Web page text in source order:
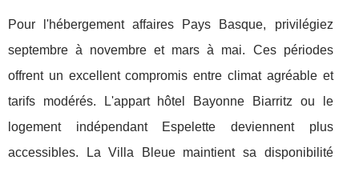
Pour l'hébergement affaires Pays Basque, privilégiez
septembre à novembre et mars à mai. Ces périodes
offrent un excellent compromis entre climat agréable et
tarifs modérés. L'appart hôtel Bayonne Biarritz ou le
logement indépendant Espelette deviennent plus
accessibles. La Villa Bleue maintient sa disponibilité